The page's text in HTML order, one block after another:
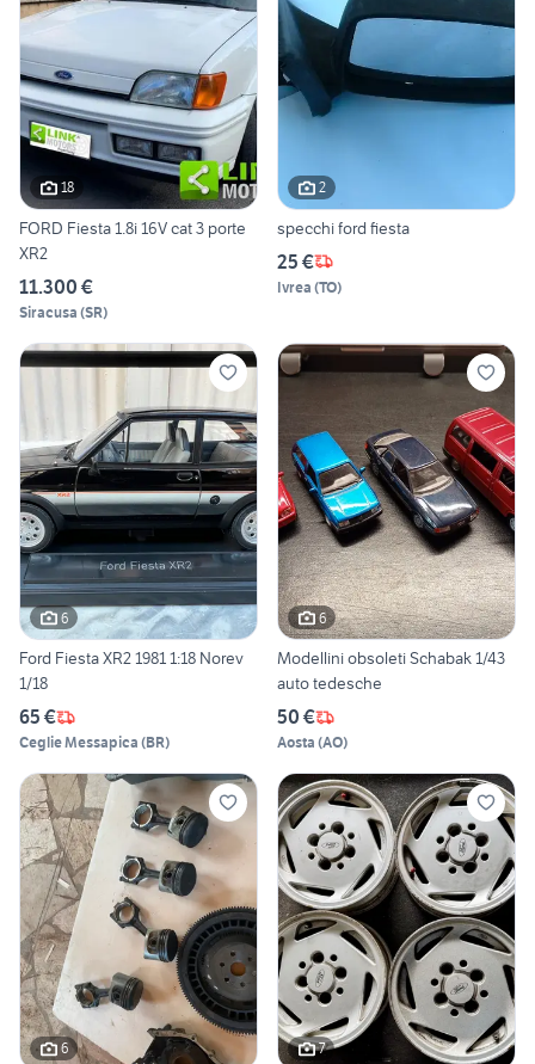
18
FORD Fiesta 1.8i 16V cat 3 porte
XR2
11.300 €
Siracusa (SR)
2
specchi ford fiesta
25 €
Ivrea (TO)
6
Ford Fiesta XR2 1981 1:18 Norev
1/18
65 €
Ceglie Messapica (BR)
6
Modellini obsoleti Schabak 1/43
auto tedesche
50 €
Aosta (AO)
6 7